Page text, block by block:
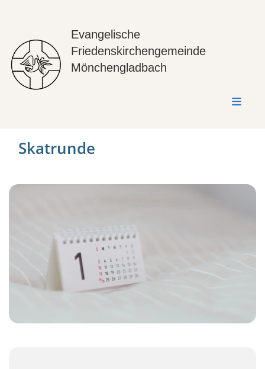
Evangelische
Friedenskirchengemeinde
Mönchengladbach
Skatrunde